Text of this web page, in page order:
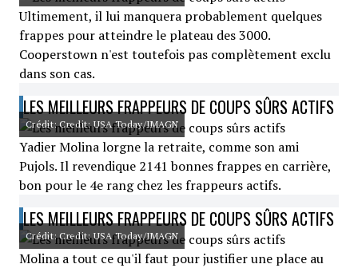
Ultimement, il lui manquera probablement quelques
frappes pour atteindre le plateau des 3000.
Cooperstown n'est toutefois pas complètement exclu
dans son cas.
LES MEILLEURS FRAPPEURS DE COUPS SÛRS ACTIFS
Crédit: Credit: USA Today/IMAGN
Yadier Molina lorgne la retraite, comme son ami
Pujols. Il revendique 2141 bonnes frappes en carrière,
bon pour le 4e rang chez les frappeurs actifs.
LES MEILLEURS FRAPPEURS DE COUPS SÛRS ACTIFS
Crédit: Credit: USA Today/IMAGN
Molina a tout ce qu'il faut pour justifier une place au